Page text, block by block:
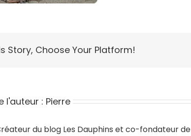
Story, Choose Your Platform!
l'auteur : Pierre
du blog Les Dauphins et co-fondateur de